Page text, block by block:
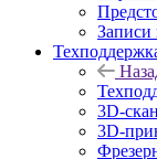
Записи
3D-
3D-